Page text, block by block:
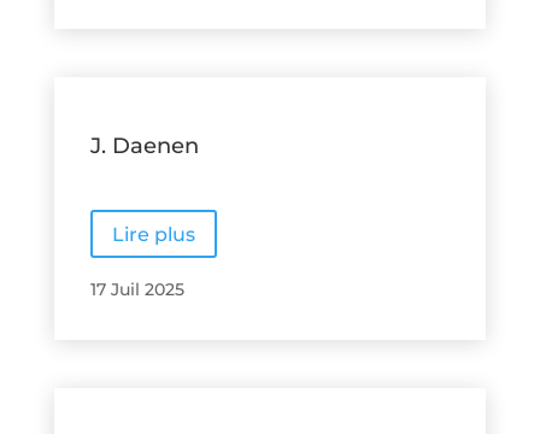
J. Daenen
Lire plus
17 Juil 2025